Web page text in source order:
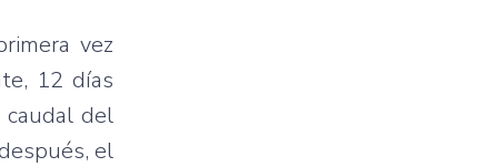
vez
12 días
del
el